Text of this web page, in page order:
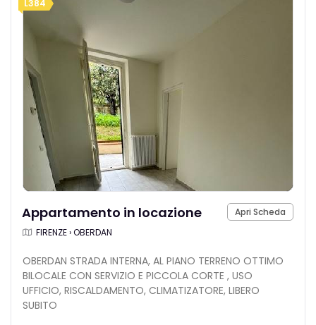
L384
Apri Scheda
Appartamento in locazione
FIRENZE › OBERDAN
OBERDAN STRADA INTERNA, AL PIANO TERRENO OTTIMO
BILOCALE CON SERVIZIO E PICCOLA CORTE , USO
UFFICIO, RISCALDAMENTO, CLIMATIZATORE, LIBERO
SUBITO